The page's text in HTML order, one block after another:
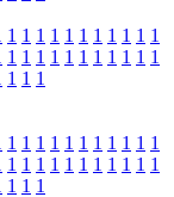
1 1 1 1 1 1 1 1 1 1 1
1 1 1 1 1 1 1 1 1 1 1
1 1 1
1 1 1 1 1 1 1 1 1 1 1
1 1 1 1 1 1 1 1 1 1 1
1 1 1